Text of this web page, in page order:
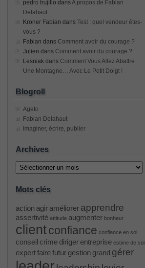
pedro trujillo dansA propos de Fabian
Delahaut
Kroner Fabian dans Test : quel vendeur êtes-
vous ?
Fabian dans Comment avoir du courage ?
Julien dans Comment avoir du courage ?
Lesniak dans Comment Vous Allez Abattre
Une Montagne… Avec Le Petit Doigt !
Blogroll
Ageto
Fabian Delahaut
Imaginer, écrire, publier
Archives
Archives
Mots clés
action agir améliorer apprendre
assertivité attitude augmenter bonheur
client confiance confiance en soi
conseil crime diriger entreprise estime de soi
expertfairefutur gestion grand gérer